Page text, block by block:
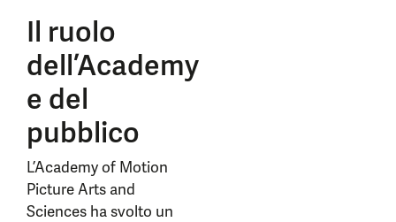
Il ruolo
dell’Academy
e del
pubblico
L’Academy of Motion
Picture Arts and
Sciences ha svolto un